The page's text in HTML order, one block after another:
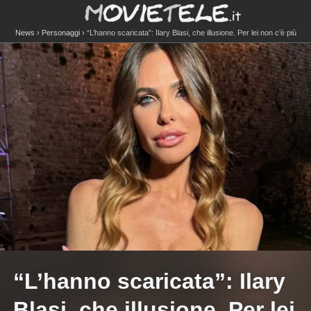
News Personaggi
“L’hanno scaricata”: Ilary Blasi, che illusione. Per lei non c’è più
spazio
“L’hanno scaricata”: Ilary